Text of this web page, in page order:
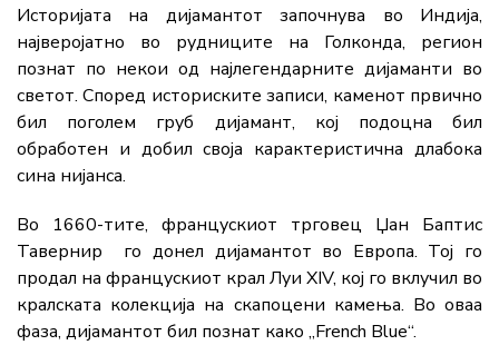
Историјата на дијамантот започнува во Индија,
најверојатно во рудниците на Голконда, регион
познат по некои од најлегендарните дијаманти во
светот. Според историските записи, каменот првично
бил поголем груб дијамант, кој подоцна бил
обработен и добил своја карактеристична длабока
сина нијанса.
Во 1660-тите, францускиот трговец Џан Баптис
Тавернир го донел дијамантот во Европа. Тој го
продал на францускиот крал Луи XIV, кој го вклучил во
кралската колекција на скапоцени камења. Во оваа
фаза, дијамантот бил познат како „French Blue“.